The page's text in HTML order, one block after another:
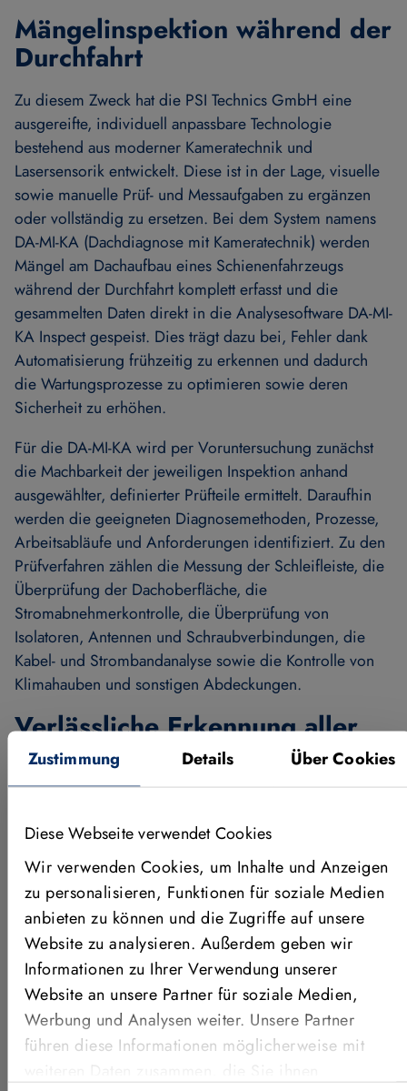
Zustimmung Details Über Cookies
Diese Webseite verwendet Cookies
Wir verwenden Cookies, um Inhalte und Anzeigen
zu personalisieren, Funktionen für soziale Medien
anbieten zu können und die Zugriffe auf unsere
Website zu analysieren. Außerdem geben wir
Informationen zu Ihrer Verwendung unserer
Website an unsere Partner für soziale Medien,
Werbung und Analysen weiter. Unsere Partner
führen diese Informationen möglicherweise mit
Mängelinspektion während der
Durchfahrt
Zu diesem Zweck hat die PSI Technics GmbH eine
ausgereifte, individuell anpassbare Technologie
bestehend aus moderner Kameratechnik und
Lasersensorik entwickelt. Diese ist in der Lage, visuelle
sowie manuelle Prüf- und Messaufgaben zu ergänzen
oder vollständig zu ersetzen. Bei dem System namens
DA-MI-KA (Dachdiagnose mit Kameratechnik) werden
Mängel am Dachaufbau eines Schienenfahrzeugs
während der Durchfahrt komplett erfasst und die
gesammelten Daten direkt in die Analysesoftware DA-MI-
KA Inspect gespeist. Dies trägt dazu bei, Fehler dank
Automatisierung frühzeitig zu erkennen und dadurch
die Wartungsprozesse zu optimieren sowie deren
Sicherheit zu erhöhen.
Für die DA-MI-KA wird per Voruntersuchung zunächst
die Machbarkeit der jeweiligen Inspektion anhand
ausgewählter, definierter Prüfteile ermittelt. Daraufhin
werden die geeigneten Diagnosemethoden, Prozesse,
Arbeitsabläufe und Anforderungen identifiziert. Zu den
Prüfverfahren zählen die Messung der Schleifleiste, die
Überprüfung der Dachoberfläche, die
Stromabnehmerkontrolle, die Überprüfung von
Isolatoren, Antennen und Schraubverbindungen, die
Kabel- und Strombandanalyse sowie die Kontrolle von
Klimahauben und sonstigen Abdeckungen.
Verlässliche Erkennung aller
Beschädigungen und Fehler
positionierte Kamera während der Durchfahrt
berührungslos Bilder von der Zugoberfläche auf. Die
digitalen Bildinformationen werden von der Machine-
Vision-Standardsoftware MVTec HALCON verarbeitet.
Dank 2D-basierter Bildverarbeitungstechnologien
werden relevante Bildinformationen auf der
Dachoberfläche selektiert. Auf Basis der reduzierten
Daten werden mögliche Beschädigungen der
Oberfläche detektiert und in der weiteren Verarbeitung
klassifiziert. Die klassifizierten Fehler werden dann als
Fehler markiert und zur Verfügung gestellt. So lassen
sich verschiedenste Arten von Beschädigungen und